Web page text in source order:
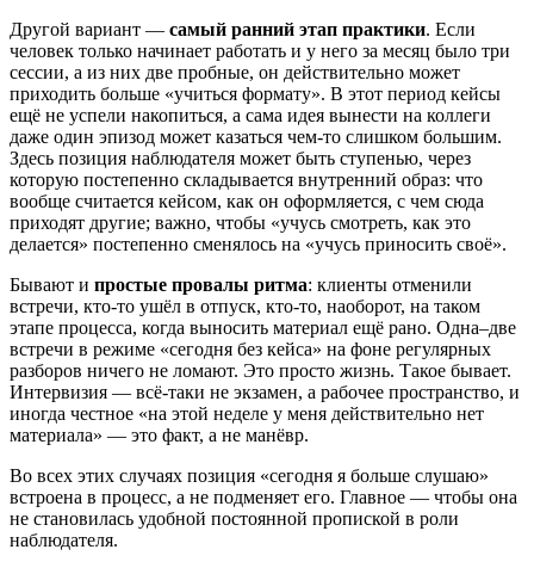
Другой вариант — самый ранний этап практики. Если
человек только начинает работать и у него за месяц было три
сессии, а из них две пробные, он действительно может
приходить больше «учиться формату». В этот период кейсы
ещё не успели накопиться, а сама идея вынести на коллеги
даже один эпизод может казаться чем-то слишком большим.
Здесь позиция наблюдателя может быть ступенью, через
которую постепенно складывается внутренний образ: что
вообще считается кейсом, как он оформляется, с чем сюда
приходят другие; важно, чтобы «учусь смотреть, как это
делается» постепенно сменялось на «учусь приносить своё».
Бывают и простые провалы ритма: клиенты отменили
встречи, кто-то ушёл в отпуск, кто-то, наоборот, на таком
этапе процесса, когда выносить материал ещё рано. Одна–две
встречи в режиме «сегодня без кейса» на фоне регулярных
разборов ничего не ломают. Это просто жизнь. Такое бывает.
Интервизия — всё-таки не экзамен, а рабочее пространство, и
иногда честное «на этой неделе у меня действительно нет
материала» — это факт, а не манёвр.
Во всех этих случаях позиция «сегодня я больше слушаю»
встроена в процесс, а не подменяет его. Главное — чтобы она
не становилась удобной постоянной пропиской в роли
наблюдателя.